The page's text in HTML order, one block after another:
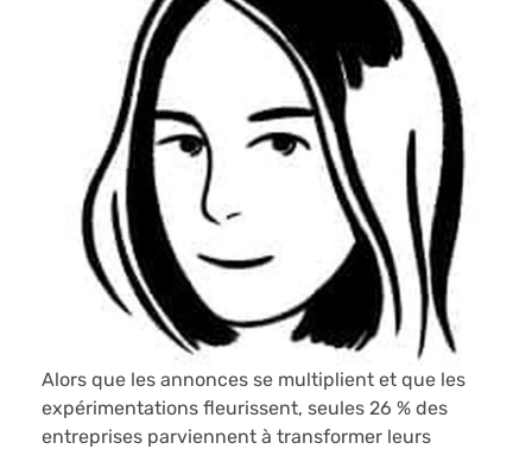
Alors que les annonces se multiplient et que les
expérimentations fleurissent, seules 26 % des
entreprises parviennent à transformer leurs